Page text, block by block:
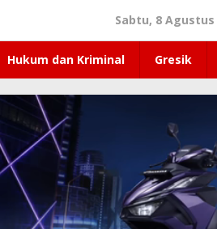
Sabtu, 8 Agustus
Hukum dan Kriminal Gresik